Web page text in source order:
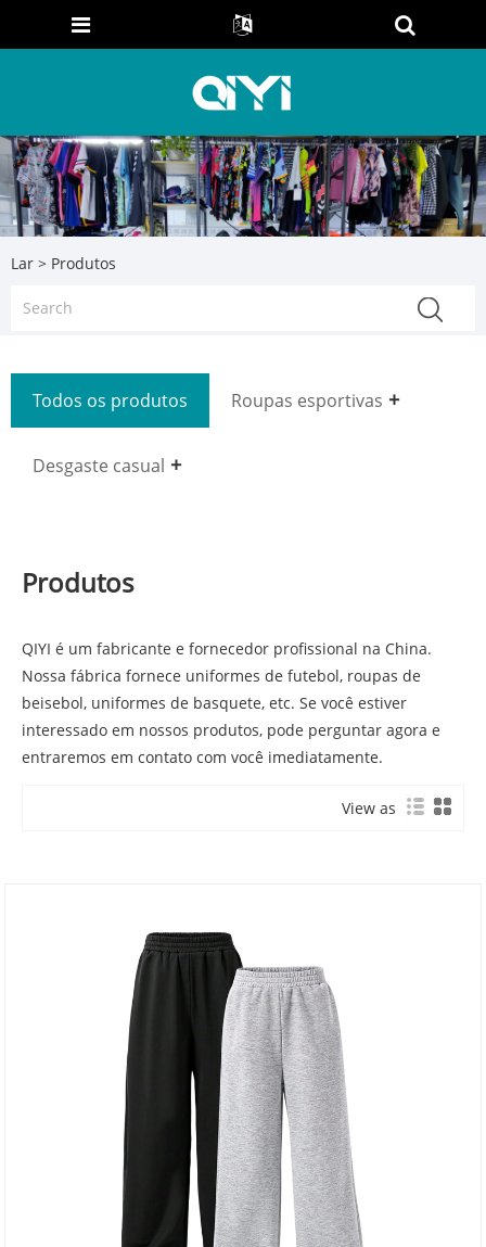
Lar > Produtos
Todos os produtos Roupas esportivas
Desgaste casual
Produtos
QIYI é um fabricante e fornecedor profissional na China.
Nossa fábrica fornece uniformes de futebol, roupas de
beisebol, uniformes de basquete, etc. Se você estiver
interessado em nossos produtos, pode perguntar agora e
entraremos em contato com você imediatamente.
View as